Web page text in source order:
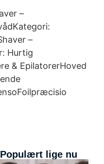
–
–
Hurtig
& EpilatorerHoved
Populært lige nu